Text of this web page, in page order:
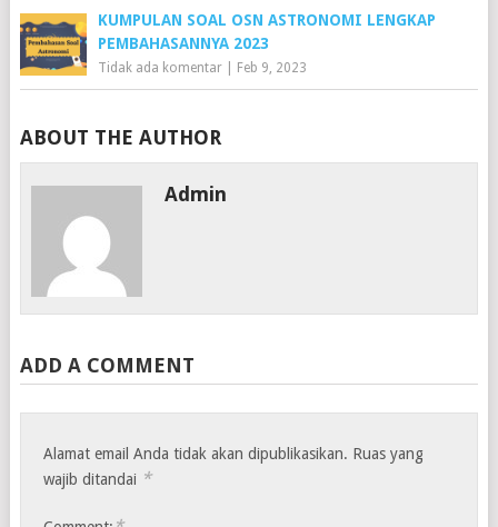
KUMPULAN SOAL OSN ASTRONOMI LENGKAP
PEMBAHASANNYA 2023
Tidak ada komentar| Feb 9, 2023
ABOUT THE AUTHOR
Admin
ADD A COMMENT
Alamat email Anda tidak akan dipublikasikan. Ruas yang
wajib ditandai *